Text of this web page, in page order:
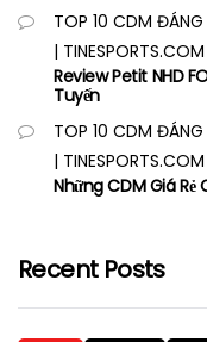
TOP 10 CDM
| TINESPORTS.COM
Review Petit NHD
Tuyến
TOP 10 CDM
| TINESPORTS.COM
Những CDM Giá
Recent Posts